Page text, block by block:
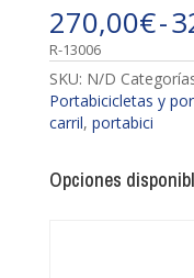
270,00€-
R-13006
SKU: N/D
Portabicicletas y
carril, portabici
Opciones